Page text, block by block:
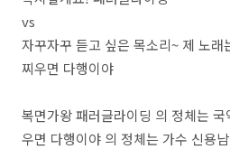
vs
자꾸자꾸 듣고 싶은 목소리~ 제 노
찌우면 다행이야
복면가왕 패러글라이딩 의 정체는
우면 다행이야 의 정체는 가수 신용